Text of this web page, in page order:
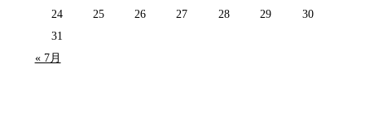
24
25 26 27 28 29
30
31
« 7月